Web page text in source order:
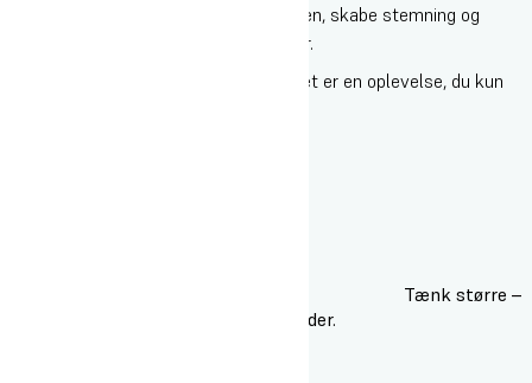
med til at få dagen til at hænge sammen, skabe stemning og
bidrage aktivt til debatter og aktiviteter.
RESONANS er ikke bare en festival – det er en oplevelse, du kun
Tænk større –
mød Danmarks skarpeste hoveder.